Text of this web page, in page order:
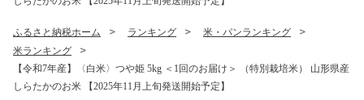
ふるさと納税ホーム ランキング
米・パンランキング
米ランキング
【令和7年産】〈白米〉つや姫 5kg ＜1回のお届け＞ （特別栽培米） 山形県産
しらたかのお米 【2025年11月上旬発送開始予定】